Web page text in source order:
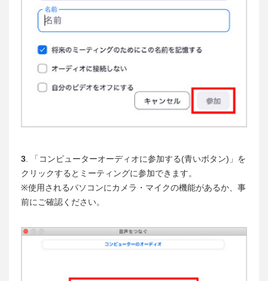
3. 「コンピューターオーディオに参加する(青いボタン)」を
クリックするとミーティングに参加できます。
※使用されるパソコンにカメラ・マイクの機能があるか、事
前にご確認ください。